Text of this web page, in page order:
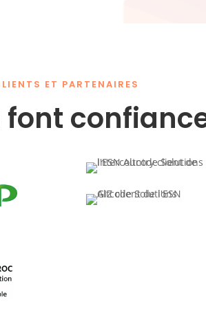
ET PARTENAIRES
font